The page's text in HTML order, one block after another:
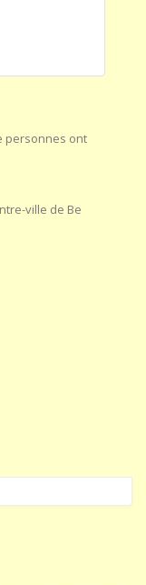
personnes ont
ville de Be